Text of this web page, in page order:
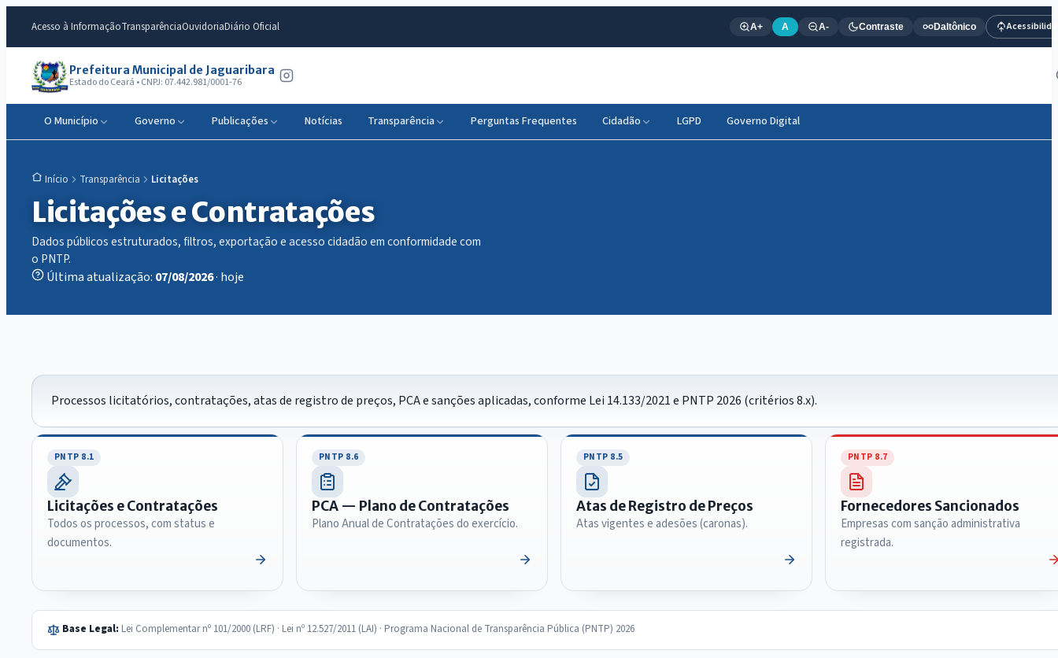
Acesso à InformaçãoTransparênciaOuvidoriaDiário Oficial A+ A A- Contraste Daltônico
Prefeitura Municipal de Jaguaribara
Estado do Ceará • CNPJ: 07.442.981/0001-76
O Município Governo Publicações Notícias Transparência Perguntas Frequentes Cidadão LGPD Governo Digital
Início Transparência Licitações
Licitações e Contratações
Dados públicos estruturados, filtros, exportação e acesso cidadão em conformidade com
o PNTP.
Última atualização: 07/08/2026· hoje
Processos licitatórios, contratações, atas de registro de preços, PCA e sanções aplicadas, conforme Lei 14.133/2021 e PNTP 2026 (critérios 8.x).
PNTP 8.1
Licitações e Contratações
Todos os processos, com status e
documentos.
PNTP 8.6
PCA — Plano de Contratações
Plano Anual de Contratações do exercício.
PNTP 8.5
Atas de Registro de Preços
Atas vigentes e adesões (caronas).
PNTP 8.7
Fornecedores Sancionados
Empresas com sanção administrativa
registrada.
Base Legal: Lei Complementar nº 101/2000 (LRF) · Lei nº 12.527/2011 (LAI) · Programa Nacional de Transparência Pública (PNTP) 2026
IntGest AI